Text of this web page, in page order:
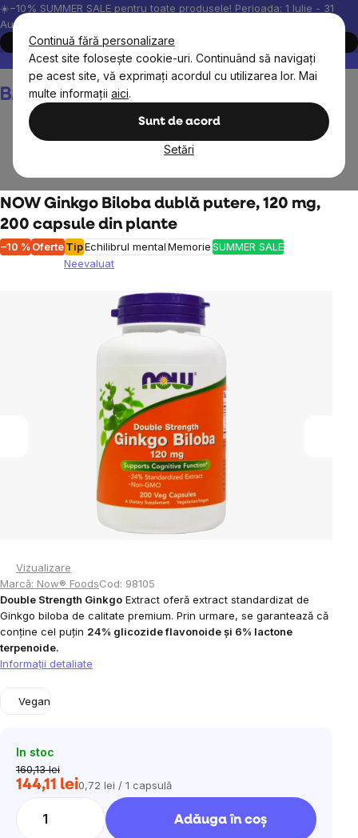
Continuă fără personalizare
Acest site folosește cookie-uri. Continuând să navigați
pe acest site, vă exprimați acordul cu utilizarea lor. Mai
multe informații aici.
Sunt de acord
Setări
Treci
la
conținut
☀️−10% SUMMER SALE pentru toate produsele! Perioada: 1 Iulie - 31
August, 2026.
Cumpără acum
Peste 200.000 de recenzii verificate
Produsele noastre sunt
Coş
de
NOW Ginkgo Biloba dublă putere, 120 mg,
200 capsule din plante
–10 % OferteTipEchilibrul mentalMemorieSUMMER SALE
Neevaluat
Vizualizare
Marcă: Now® FoodsCod: 98105
Double Strength Ginkgo Extract oferă extract standardizat de
Ginkgo biloba de calitate premium. Prin urmare, se garantează că
conține cel puțin 24% glicozide flavonoide și 6% lactone
terpenoide.
Informaţii detaliate
Vegan
In stoc
160,13 lei
144,11 leiEvaluare
0,72 lei / 1 capsulă
Adăuga în coş